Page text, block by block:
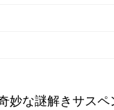
妙な謎解きサス